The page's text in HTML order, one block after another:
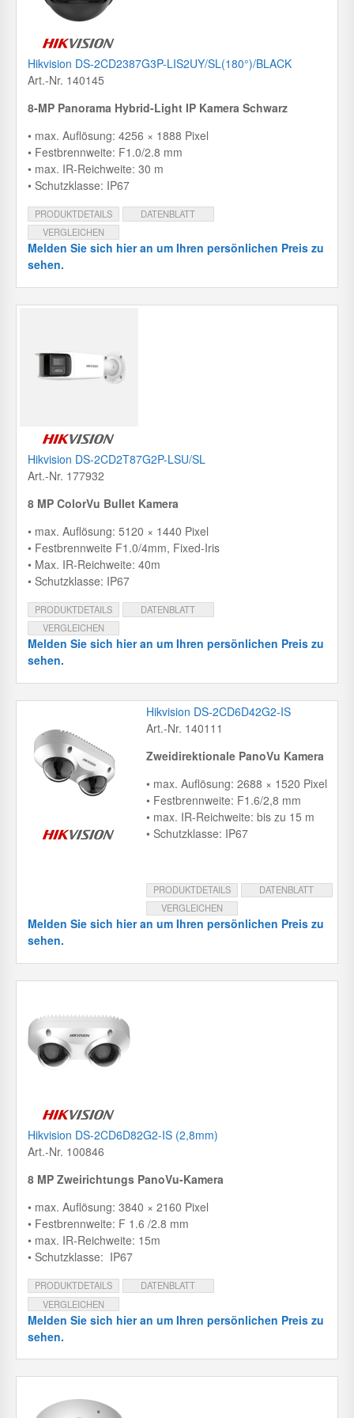
Hikvision DS-2CD2387G3P-LIS2UY/SL(180°)/BLACK
Art.-Nr. 140145
8-MP Panorama Hybrid-Light IP Kamera Schwarz
• max. Auflösung: 4256 × 1888 Pixel
• Festbrennweite: F1.0/2.8 mm
• max. IR-Reichweite: 30 m
• Schutzklasse: IP67
PRODUKTDETAILS
DATENBLATT
VERGLEICHEN
Melden Sie sich hier an um Ihren persönlichen Preis zu
sehen.
Hikvision DS-2CD2T87G2P-LSU/SL
Art.-Nr. 177932
8 MP ColorVu Bullet Kamera
• max. Auflösung: 5120 × 1440 Pixel
• Festbrennweite F1.0/4mm, Fixed-Iris
• Max. IR-Reichweite: 40m
• Schutzklasse: IP67
PRODUKTDETAILS
DATENBLATT
VERGLEICHEN
Melden Sie sich hier an um Ihren persönlichen Preis zu
sehen.
Hikvision DS-2CD6D42G2-IS
Art.-Nr. 140111
Zweidirektionale PanoVu Kamera
• max. Auflösung: 2688 × 1520 Pixel
• Festbrennweite: F1.6/2,8 mm
• max. IR-Reichweite: bis zu 15 m
• Schutzklasse: IP67
PRODUKTDETAILS
DATENBLATT
VERGLEICHEN
Melden Sie sich hier an um Ihren persönlichen Preis zu
sehen.
Hikvision DS-2CD6D82G2-IS (2,8mm)
Art.-Nr. 100846
8 MP Zweirichtungs PanoVu-Kamera
• max. Auflösung: 3840 × 2160 Pixel
• Festbrennweite: F 1.6 /2.8 mm
• max. IR-Reichweite: 15m
• Schutzklasse: IP67
PRODUKTDETAILS
DATENBLATT
VERGLEICHEN
Melden Sie sich hier an um Ihren persönlichen Preis zu
sehen.